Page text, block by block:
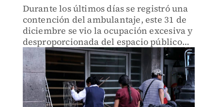
Durante los últimos días se registró una
contención del ambulantaje, este 31 de
diciembre se vio la ocupación excesiva y
desproporcionada del espacio público
incluyendo pasillos.